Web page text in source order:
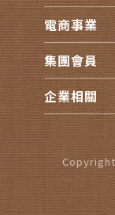
電商事業
集團會員
企業相關